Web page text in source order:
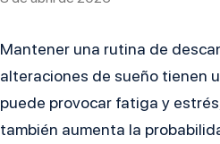
Mantener una rutina de
alteraciones de sueño tienen
puede provocar fatiga y
también aumenta la